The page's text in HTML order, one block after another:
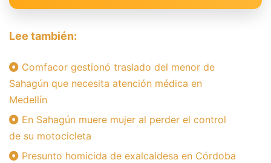
Lee también:
Comfacor gestionó traslado del menor de
Sahagún que necesita atención médica en
Medellín
En Sahagún muere mujer al perder el control
de su motocicleta
Presunto homicida de exalcaldesa en Córdoba